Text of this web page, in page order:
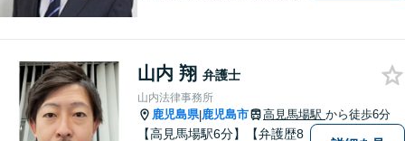
なさまと一緒に成長させてい
ただきたい。それが私たち，
みずほ法律事務所の思いで
す。
山内 翔 弁護士
山内法律事務所
鹿児島県|鹿児島市 高見馬場駅 から徒歩6分
【高見馬場駅6分】【弁護歴8